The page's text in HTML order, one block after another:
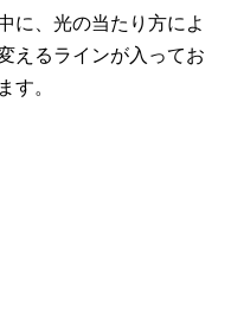
に、光の当たり方によ
えるラインが入ってお
す。